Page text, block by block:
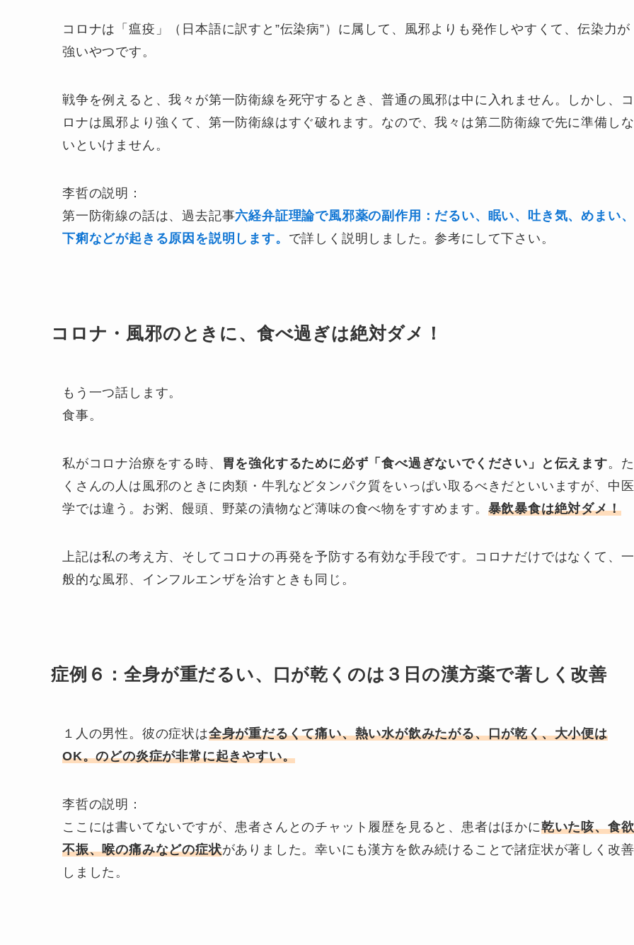
コロナは「瘟疫」（日本語に訳すと”伝染病”）に属して、風邪よりも発作しやすくて、伝染力が
強いやつです。
戦争を例えると、我々が第一防衛線を死守するとき、普通の風邪は中に入れません。しかし、コ
ロナは風邪より強くて、第一防衛線はすぐ破れます。なので、我々は第二防衛線で先に準備しな
いといけません。
李哲の説明：
第一防衛線の話は、過去記事六経弁証理論で風邪薬の副作用：だるい、眠い、吐き気、めまい、
下痢などが起きる原因を説明します。 で詳しく説明しました。参考にして下さい。
コロナ・風邪のときに、食べ過ぎは絶対ダメ！
もう一つ話します。
食事。
私がコロナ治療をする時、 胃を強化するために必ず「食べ過ぎないでください」と伝えます。た
くさんの人は風邪のときに肉類・牛乳などタンパク質をいっぱい取るべきだといいますが、中医
学では違う。お粥、饅頭、野菜の漬物など薄味の食べ物をすすめます。 暴飲暴食は絶対ダメ！
上記は私の考え方、そしてコロナの再発を予防する有効な手段です。コロナだけではなくて、一
般的な風邪、インフルエンザを治すときも同じ。
症例６：全身が重だるい、口が乾くのは３日の漢方薬で著しく改善
１人の男性。彼の症状は全身が重だるくて痛い、熱い水が飲みたがる、口が乾く、大小便は
OK。のどの炎症が非常に起きやすい。
李哲の説明：
ここには書いてないですが、患者さんとのチャット履歴を見ると、患者はほかに乾いた咳、食欲
不振、喉の痛みなどの症状がありました。幸いにも漢方を飲み続けることで諸症状が著しく改善
しました。